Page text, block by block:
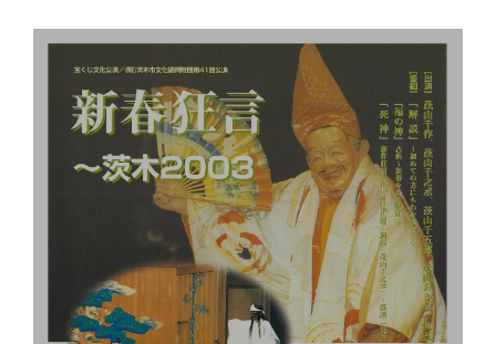
～
ジャンル
音楽
演劇
大衆芸能
伝統芸能
ワークショップ
ダンス
映画